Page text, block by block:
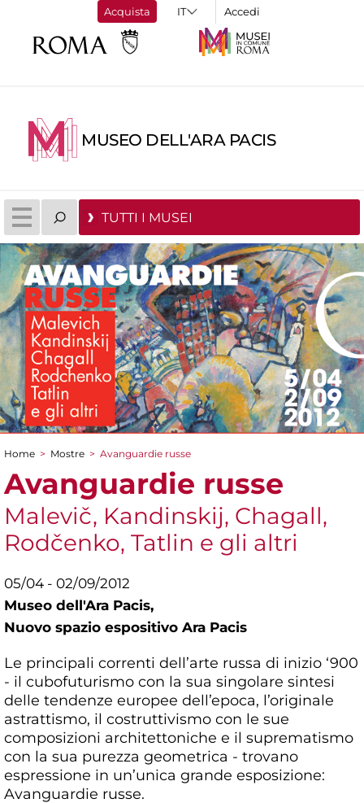
Acquista Accedi
MUSEO DELL'ARA PACIS
TUTTI I MUSEI
Tu sei qui
Home > Mostre > Avanguardie russe
Avanguardie russe
Malevič, Kandinskij, Chagall,
Rodčenko, Tatlin e gli altri
05/04 - 02/09/2012
Museo dell'Ara Pacis,
Nuovo spazio espositivo Ara Pacis
Le principali correnti dell’arte russa di inizio ‘900
- il cubofuturismo con la sua singolare sintesi
delle tendenze europee dell’epoca, l’originale
astrattismo, il costruttivismo con le sue
composizioni architettoniche e il suprematismo
con la sua purezza geometrica - trovano
espressione in un’unica grande esposizione:
Avanguardie russe.